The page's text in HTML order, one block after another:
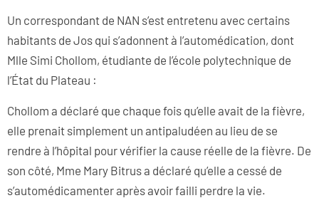
Un correspondant de NAN s’est entretenu avec certains
habitants de Jos qui s’adonnent à l’automédication, dont
Mlle Simi Chollom, étudiante de l’école polytechnique de
l’État du Plateau :
Chollom a déclaré que chaque fois qu’elle avait de la fièvre,
elle prenait simplement un antipaludéen au lieu de se
rendre à l’hôpital pour vérifier la cause réelle de la fièvre. De
son côté, Mme Mary Bitrus a déclaré qu’elle a cessé de
s’automédicamenter après avoir failli perdre la vie.